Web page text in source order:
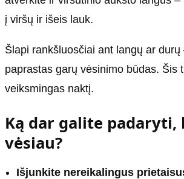
į viršų ir išeis lauk.
Šlapi rankšluosčiai ant langų ar durų
paprastas garų vėsinimo būdas. Šis
veiksmingas naktį.
Ką dar galite padaryti,
vėsiau?
Išjunkite nereikalingus